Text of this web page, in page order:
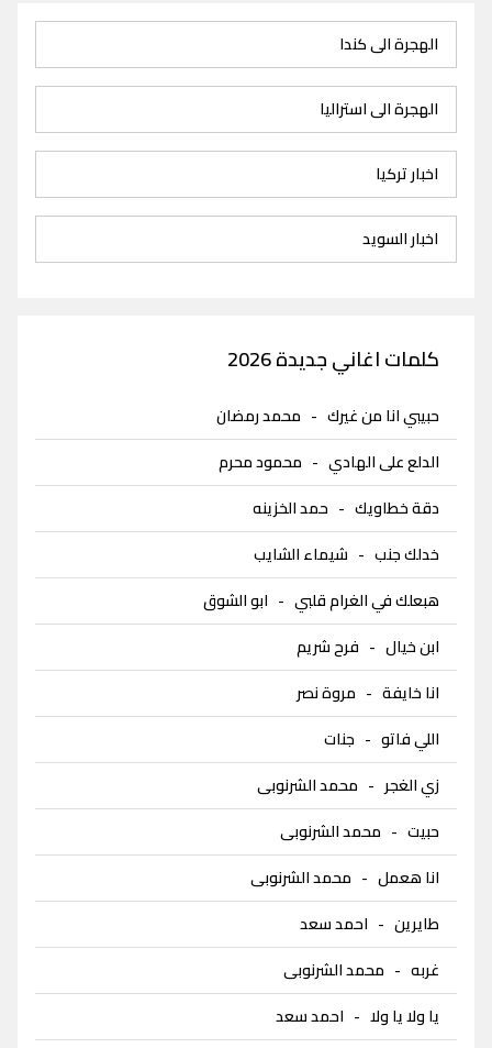
الهجرة الى كندا
الهجرة الى استراليا
اخبار تركيا
اخبار السويد
كلمات اغاني جديدة 2026
حبيبي انا من غيرك - محمد رمضان
الدلع على الهادي - محمود محرم
دقة خطاويك - حمد الخزينه
خدلك جنب - شيماء الشايب
هبعلك في الغرام قلبي - ابو الشوق
ابن خيال - فرح شريم
انا خايفة - مروة نصر
اللي فاتو - جنات
زي الغجر - محمد الشرنوبى
حبيت - محمد الشرنوبى
انا هعمل - محمد الشرنوبى
طايرين - احمد سعد
غربه - محمد الشرنوبى
يا ولا يا ولا - احمد سعد